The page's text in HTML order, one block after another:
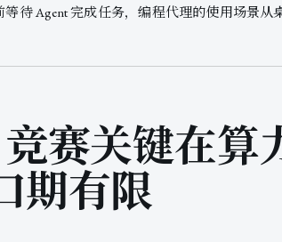
待 Agent 完成任务，编程代理的使用场景
赛关键在算
期有限